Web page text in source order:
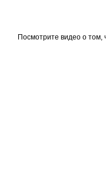
Посмотрите видео о том,